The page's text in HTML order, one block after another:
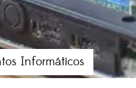
Informáticos